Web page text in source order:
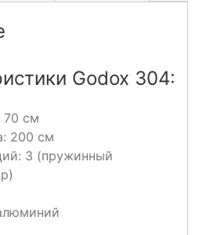
Godox 304:
70 см
200 см
3 (пружинный